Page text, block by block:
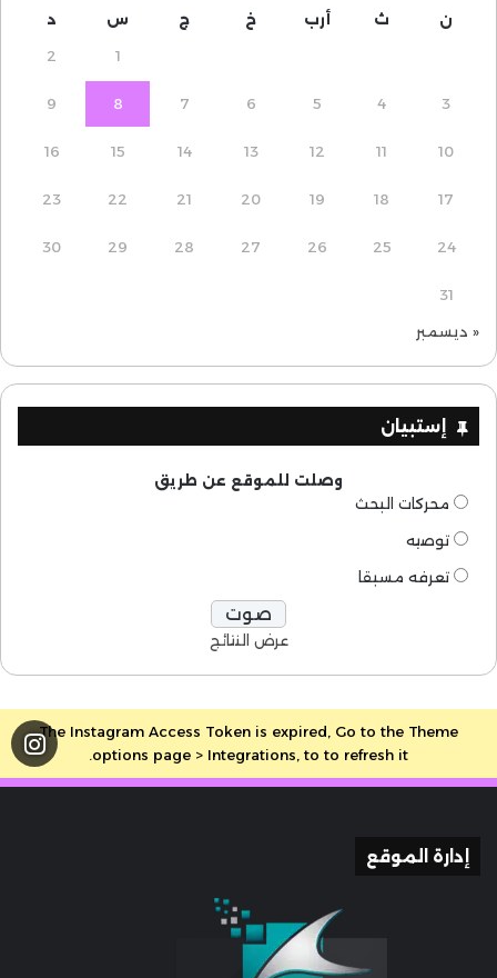
ن ث أرب خ ج س د
1
2
3
4
5
6
7
8
9
10
11
12
13
14
15
16
17
18
19
20
21
22
23
24
25
26
27
28
29
30
31
« ديسمبر
إستبيان
وصلت للموقع عن طريق
محركات البحث
توصيه
تعرفه مسبقا
عرض النتائج
The Instagram Access Token is expired, Go to the Theme
options page > Integrations, to to refresh it.
إدارة الموقع